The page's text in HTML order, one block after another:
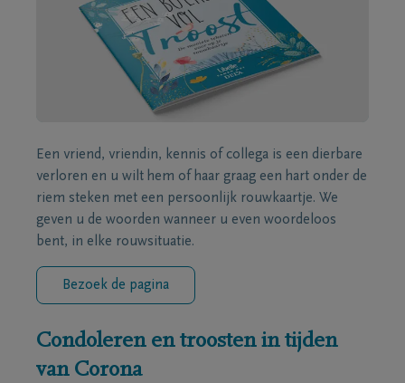
Een vriend, vriendin, kennis of collega is een dierbare
verloren en u wilt hem of haar graag een hart onder de
riem steken met een persoonlijk rouwkaartje. We
geven u de woorden wanneer u even woordeloos
bent, in elke rouwsituatie.
Bezoek de pagina
Condoleren en troosten in tijden
van Corona